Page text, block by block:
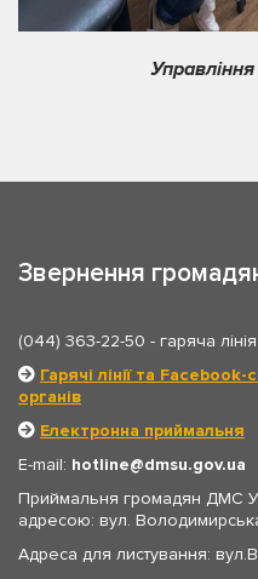
Звернення
(044) 363-22-50 - гаряча
Гарячі лінії та
органів
Електронна приймальня
E-mail: hotline
dmsu.gov.ua
Приймальня громадян ДМС
адресою: вул.
Адреса для листування: